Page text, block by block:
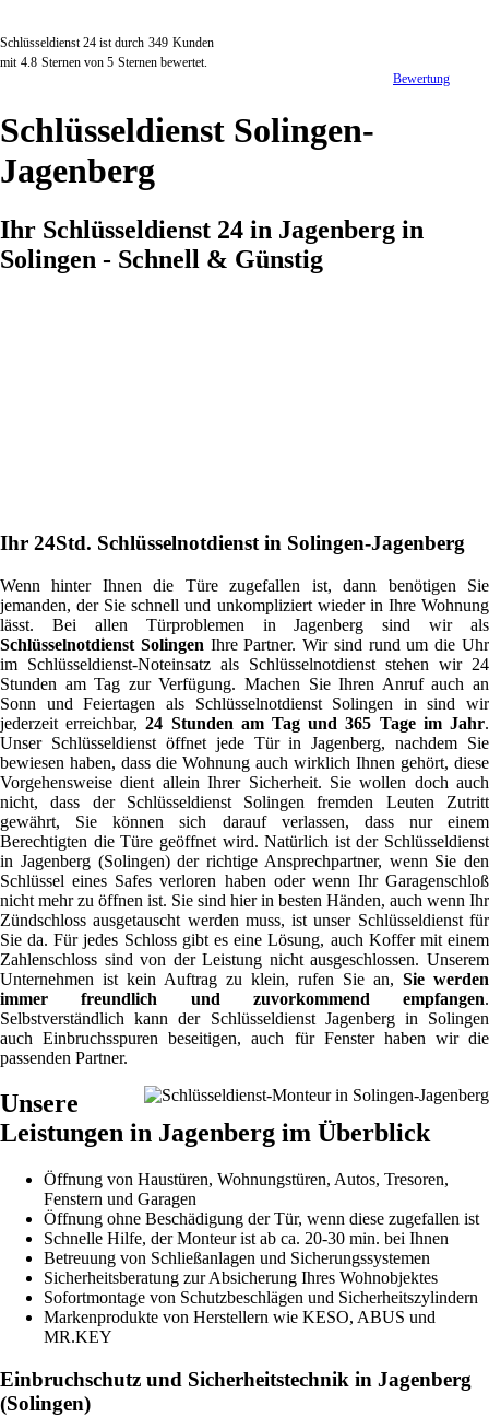
Schlüsseldienst 24 ist durch 349 Kunden
mit 4.8 Sternen von 5 Sternen bewertet.
Bewertung
Schlüsseldienst Solingen-
Jagenberg
Ihr Schlüsseldienst 24 in Jagenberg in
Solingen - Schnell & Günstig
Ihr 24Std. Schlüsselnotdienst in Solingen-Jagenberg
Wenn hinter Ihnen die Türe zugefallen ist, dann benötigen Sie
jemanden, der Sie schnell und unkompliziert wieder in Ihre Wohnung
lässt. Bei allen Türproblemen in Jagenberg sind wir als
Schlüsselnotdienst Solingen Ihre Partner. Wir sind rund um die Uhr
im Schlüsseldienst-Noteinsatz als Schlüsselnotdienst stehen wir 24
Stunden am Tag zur Verfügung. Machen Sie Ihren Anruf auch an
Sonn und Feiertagen als Schlüsselnotdienst Solingen in sind wir
jederzeit erreichbar,24 Stunden am Tag und 365 Tage im Jahr.
Unser Schlüsseldienst öffnet jede Tür in Jagenberg, nachdem Sie
bewiesen haben, dass die Wohnung auch wirklich Ihnen gehört, diese
Vorgehensweise dient allein Ihrer Sicherheit. Sie wollen doch auch
nicht, dass der Schlüsseldienst Solingen fremden Leuten Zutritt
gewährt, Sie können sich darauf verlassen, dass nur einem
Berechtigten die Türe geöffnet wird. Natürlich ist der Schlüsseldienst
in Jagenberg (Solingen) der richtige Ansprechpartner, wenn Sie den
Schlüssel eines Safes verloren haben oder wenn Ihr Garagenschloß
nicht mehr zu öffnen ist. Sie sind hier in besten Händen, auch wenn Ihr
Zündschloss ausgetauscht werden muss, ist unser Schlüsseldienst für
Sie da. Für jedes Schloss gibt es eine Lösung, auch Koffer mit einem
Zahlenschloss sind von der Leistung nicht ausgeschlossen. Unserem
Unternehmen ist kein Auftrag zu klein, rufen Sie an, Sie werden
immer freundlich und zuvorkommend empfangen.
Selbstverständlich kann der Schlüsseldienst Jagenberg in Solingen
auch Einbruchsspuren beseitigen, auch für Fenster haben wir die
passenden Partner.
Unsere
Leistungen in Jagenberg im Überblick
Öffnung von Haustüren, Wohnungstüren, Autos, Tresoren,
Fenstern und Garagen
Öffnung ohne Beschädigung der Tür, wenn diese zugefallen ist
Schnelle Hilfe, der Monteur ist ab ca. 20-30 min. bei Ihnen
Betreuung von Schließanlagen und Sicherungssystemen
Sicherheitsberatung zur Absicherung Ihres Wohnobjektes
Sofortmontage von Schutzbeschlägen und Sicherheitszylindern
Markenprodukte von Herstellern wie KESO, ABUS und
MR.KEY
Einbruchschutz und Sicherheitstechnik in Jagenberg
(Solingen)